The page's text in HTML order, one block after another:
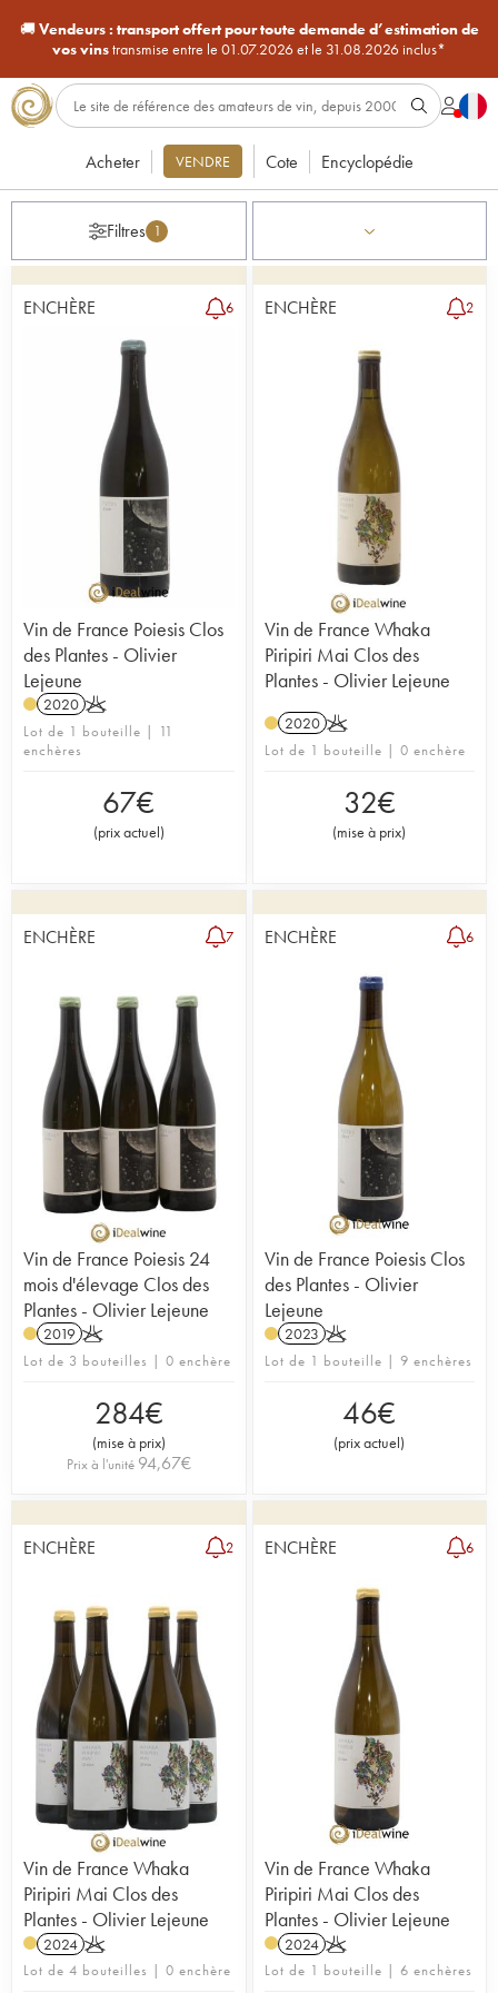
🚚Vendeurs : transport offert pour toute demande d’estimation de
vos vinstransmise entre le 01.07.2026 et le 31.08.2026 inclus*
Acheter VENDRE Cote Encyclopédie
Filtres 1
ENCHÈRE 6
Vin de France Poiesis Clos
des Plantes - Olivier
Lejeune
2020 K
Lot de 1 bouteille | 11
enchères
67€
(prix actuel)
ENCHÈRE 2
Vin de France Whaka
Piripiri Mai Clos des
Plantes - Olivier Lejeune
2020 K
Lot de 1 bouteille | 0 enchère
32€
(mise à prix)
ENCHÈRE 7
Vin de France Poiesis 24
mois d'élevage Clos des
Plantes - Olivier Lejeune
2019 K
Lot de 3 bouteilles | 0 enchère
284€
(mise à prix)
Prix à l'unité 94,67€
ENCHÈRE 6
Vin de France Poiesis Clos
des Plantes - Olivier
Lejeune
2023 K
Lot de 1 bouteille | 9 enchères
46€
(prix actuel)
ENCHÈRE 2
Vin de France Whaka
Piripiri Mai Clos des
Plantes - Olivier Lejeune
2024 K
Lot de 4 bouteilles | 0 enchère
ENCHÈRE 6
Vin de France Whaka
Piripiri Mai Clos des
Plantes - Olivier Lejeune
2024 K
Lot de 1 bouteille | 6 enchères